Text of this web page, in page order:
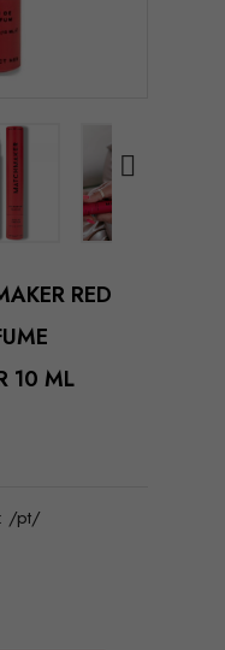

RED
10 ML
/pt/